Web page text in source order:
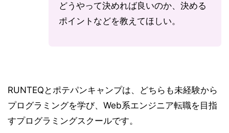
どうやって決めれば良いのか、決める
ポイントなどを教えてほしい。
RUNTEQとポテパンキャンプは、どちらも未経験から
プログラミングを学び、Web系エンジニア転職を目指
すプログラミングスクールです。